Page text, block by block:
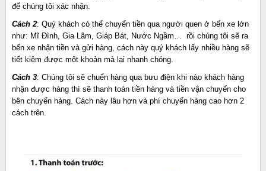
để chúng tôi xác nhận.
Cách 2: Quý khách có thể chuyển tiền qua người quen ở bến xe lớn
như: Mĩ Đình, Gia Lâm, Giáp Bát, Nước Ngầm… rồi chúng tôi sẽ ra
bến xe nhận tiền và gửi hàng, cách này quý khách lấy nhiều hàng sẽ
tiết kiệm được một khoản mà lại nhanh chóng.
Cách 3: Chúng tôi sẽ chuển hàng qua bưu điện khi nào khách hàng
nhận được hàng thì sẽ thanh toán tiền hàng và tiền vận chuyển cho
bên chuyển hàng. Cách này lâu hơn và phí chuyển hàng cao hơn 2
cách trên.